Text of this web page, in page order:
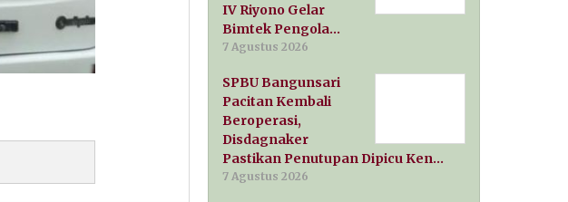
IV Riyono Gelar
Bimtek Pengola…
7 Agustus 2026
SPBU Bangunsari
Pacitan Kembali
Beroperasi,
Disdagnaker
Pastikan Penutupan Dipicu Ken…
7 Agustus 2026